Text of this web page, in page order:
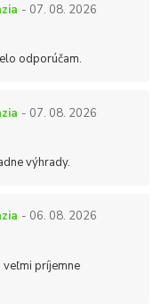
- 07. 08. 2026
odporúčam.
- 07. 08. 2026
výhrady.
- 06. 08. 2026
veľmi príjemne